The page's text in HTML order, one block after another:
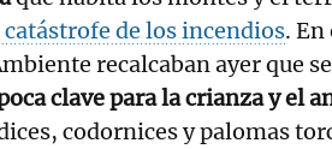
catástrofe de los incendios. En
recalcaban ayer que
clave para la crianza y el
codornices y palomas